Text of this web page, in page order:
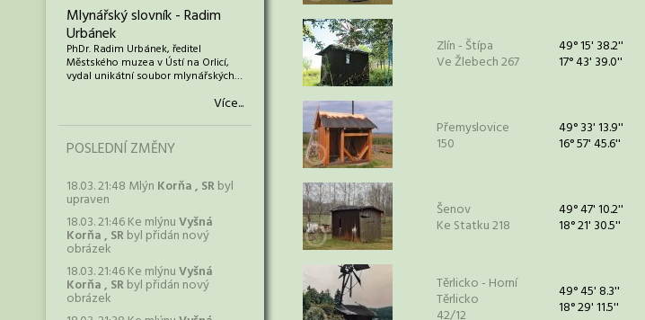
Mlynářský slovník - Radim
Urbánek
PhDr. Radim Urbánek, ředitel
Městského muzea v Ústí na Orlicí,
vydal unikátní soubor mlynářských…
Více...
POSLEDNÍ ZMĚNY
18.03. 21:48 Mlýn Korňa , SRbyl
upraven
18.03. 21:46 Ke mlýnuVyšná
Korňa , SRbyl přidán nový
obrázek
18.03. 21:46 Ke mlýnuVyšná
Korňa , SRbyl přidán nový
obrázek
Zlín - Štípa
Ve Žlebech 267
49° 15' 38.2''
17° 43' 39.0''
Přemyslovice
150
49° 33' 13.9''
16° 57' 45.6''
Šenov
Ke Statku 218
49° 47' 10.2''
18° 21' 30.5''
Těrlicko - Horní
Těrlicko 49° 45' 8.3''
18° 29' 11.5''